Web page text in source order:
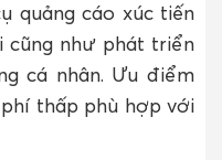
quảng cáo xúc tiến
cũng như phát triển
cá nhân. Ưu điểm
thấp phù hợp với